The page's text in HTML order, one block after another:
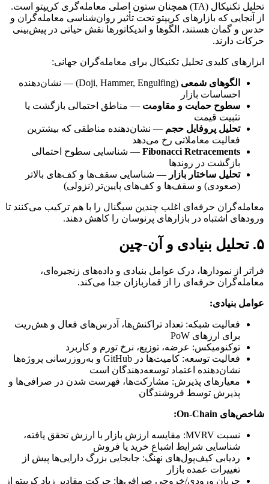
تحلیل تکنیکال (TA) همچنان ستون اصلی معامله‌گری کریپتو است.
از آنجایی که بازارهای کریپتو تحت تأثیر روان‌شناسی معامله‌گران و
حدس و گمان هستند، الگوها و اندیکاتورها نقش حیاتی در پیش‌بینی
حرکات دارند.
ابزارهای کلیدی تحلیل تکنیکال برای معامله‌گران جهانی:
الگوهای شمعی
(Doji, Hammer, Engulfing) — نشان‌دهنده
احساسات بازار
سطوح حمایت و مقاومت — مناطق احتمالی بازگشت یا
تثبیت قیمت
تحلیل پروفایل حجم — نشان‌دهنده مناطقی که بیشترین
فعالیت معاملاتی رخ می‌دهد
Fibonacci Retracements — شناسایی سطوح احتمالی
بازگشت در روندها
تحلیل ساختار بازار — شناسایی سقف‌ها و کف‌های بالاتر
(صعودی) و سقف‌ها و کف‌های پایین‌تر (نزولی)
معامله‌گران حرفه‌ای اغلب چندین سیگنال را با هم ترکیب می‌کنند تا
ورودهای اشتباه در بازارهای پرنوسان را کاهش دهند.
۵. تحلیل بنیادی و آن-چین
فراتر از نمودارها، درک عوامل بنیادی و داده‌های زنجیره‌ای،
معامله‌گران حرفه‌ای را از قماربازان جدا می‌کند.
عوامل بنیادی:
فعالیت شبکه: تعداد تراکنش‌ها، آدرس‌های فعال و هش‌ریت
برای ارزهای PoW
توکنومیکس: عرضه، توزیع، نرخ تورم و کاربرد
فعالیت توسعه: کامیت‌ها در GitHub و به‌روزرسانی پروژه‌ها
نشان‌دهنده اعتماد توسعه‌دهندگان است
معیارهای پذیرش: مشارکت‌ها، فهرست شدن در صرافی‌ها و
پذیرش توسط فروشندگان
شاخص‌های On-Chain:
نسبت MVRV: مقایسه ارزش بازار با ارزش تحقق یافته،
شناسایی شرایط اشباع خرید یا فروش
ردیابی کیف‌پول‌های نهنگ: جابجایی بزرگ دارایی‌ها پیش از
تغییرات عمده بازار
جریان ورودی/خروجی صرافی‌ها: حرکت مقادیر زیاد کریپتو از